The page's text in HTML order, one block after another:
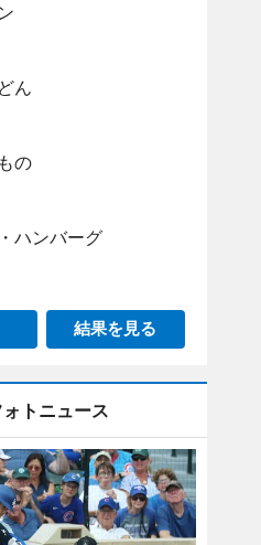
ん
の
ハンバーグ
結果を見る
トニュース